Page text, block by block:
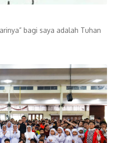
bagi saya adalah Tuhan